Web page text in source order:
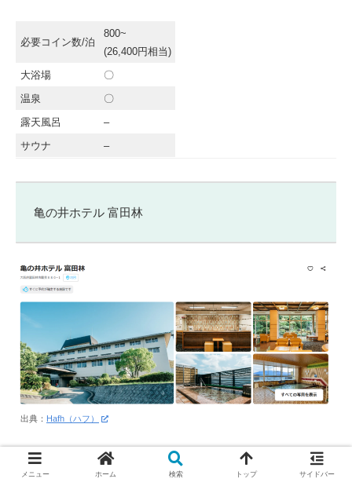
必要コイン数/泊
800~
(26,400円相当)
大浴場
〇
温泉
〇
露天風呂
–
サウナ
–
亀の井ホテル 富田林
出典： Hafh（ハフ）
必要コイン数/泊
1700~
(56,100円相当)
メニュー ホーム 検索 トップ サイドバー